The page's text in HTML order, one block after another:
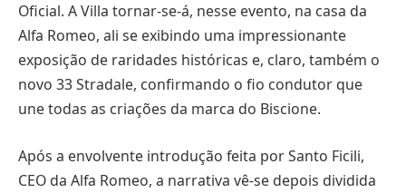
Oficial. A Villa tornar-se-á, nesse evento, na casa da
Alfa Romeo, ali se exibindo uma impressionante
exposição de raridades históricas e, claro, também o
novo 33 Stradale, confirmando o fio condutor que
une todas as criações da marca do Biscione.
Após a envolvente introdução feita por Santo Ficili,
CEO da Alfa Romeo, a narrativa vê-se depois dividida